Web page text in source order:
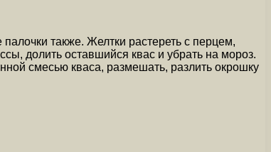
также. Желтки растереть с перцем,
долить оставшийся квас и убрать на мороз.
смесью кваса, размешать, разлить окрошку